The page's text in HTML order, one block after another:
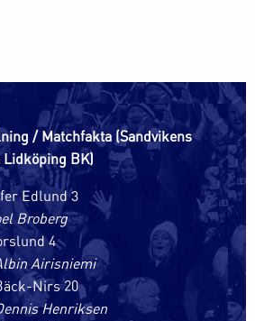
/ Matchfakta (Sandvikens
BK)
Edlund 3
Broberg
4
Airisniemi
Nirs 20
Henriksen